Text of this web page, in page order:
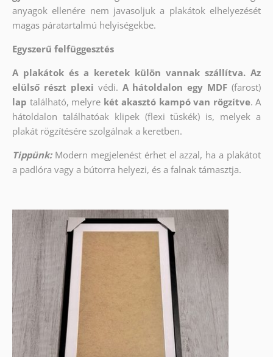
anyagok ellenére nem javasoljuk a plakátok elhelyezését
magas páratartalmú helyiségekbe.
Egyszerű felfüggesztés
A plakátok és a keretek külön vannak szállítva. Az
elülső részt plexi védi. A hátoldalon egy MDF (farost)
lap található, melyre két akasztó kampó van rögzítve. A
hátoldalon találhatóak klipek (flexi tüskék) is, melyek a
plakát rögzítésére szolgálnak a keretben.
Tippünk: Modern megjelenést érhet el azzal, ha a plakátot
a padlóra vagy a bútorra helyezi, és a falnak támasztja.